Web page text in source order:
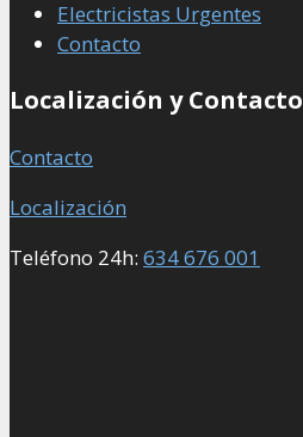
Electricistas Urgentes
Contacto
Localización y Contacto
Contacto
Localización
Teléfono 24h: 634 676 001